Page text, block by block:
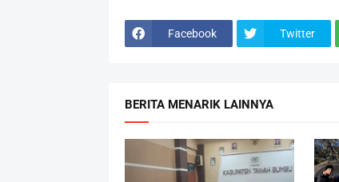
Facebook Twitter
BERITA MENARIK LAINNYA